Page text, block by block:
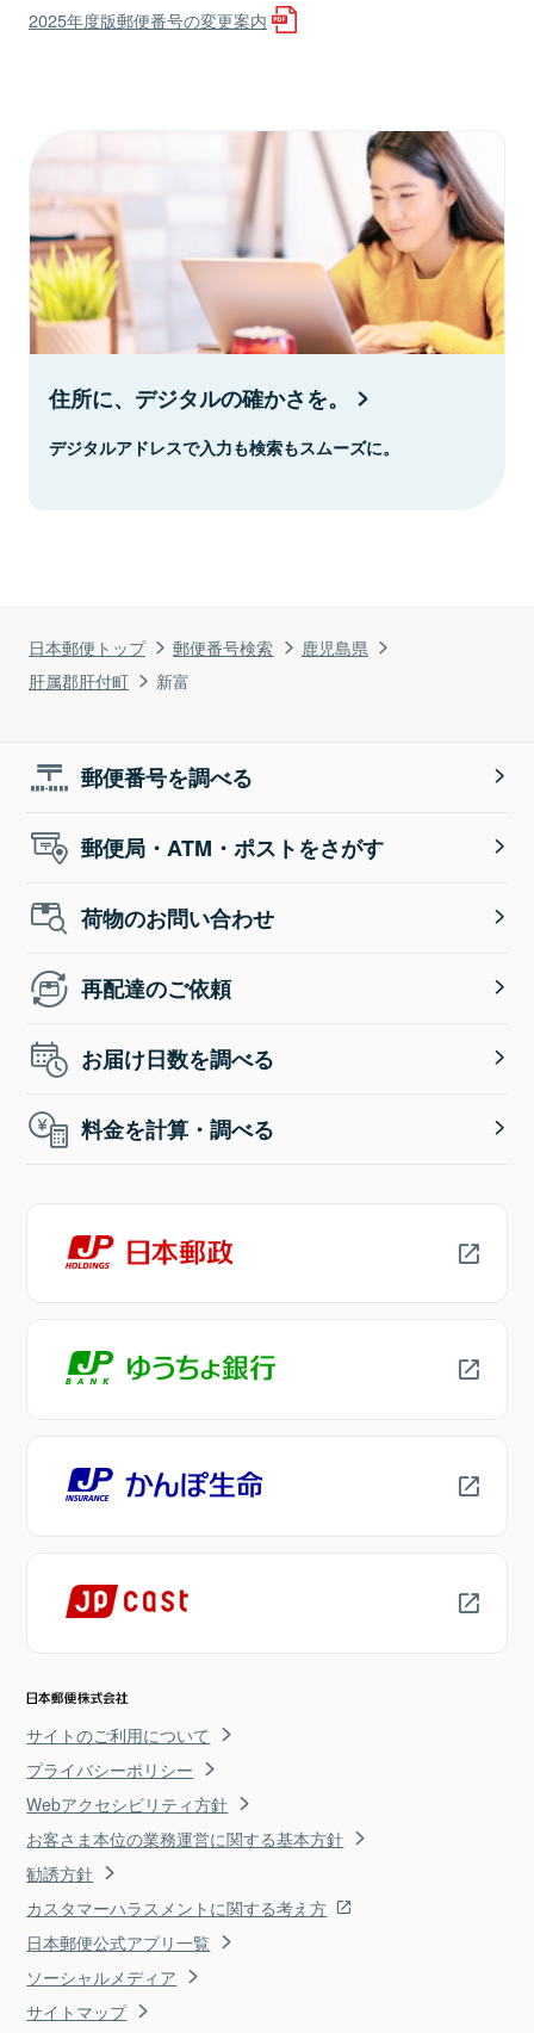
日本郵便トップ 郵便番号検索
鹿児島県
肝属郡肝付町
新富
2025年度版郵便番号の変更案内
住所に、デジタルの確かさを。
デジタルアドレスで入力も検索もスムーズに。
郵便番号を調べる
郵便局・ATM・ポストをさがす
荷物のお問い合わせ
再配達のご依頼
お届け日数を調べる
料金を計算・調べる
サイトのご利用について
プライバシーポリシー
Webアクセシビリティ方針
お客さま本位の業務運営に関する基本方針
勧誘方針
カスタマーハラスメントに関する考え方
日本郵便公式アプリ一覧
ソーシャルメディア
サイトマップ